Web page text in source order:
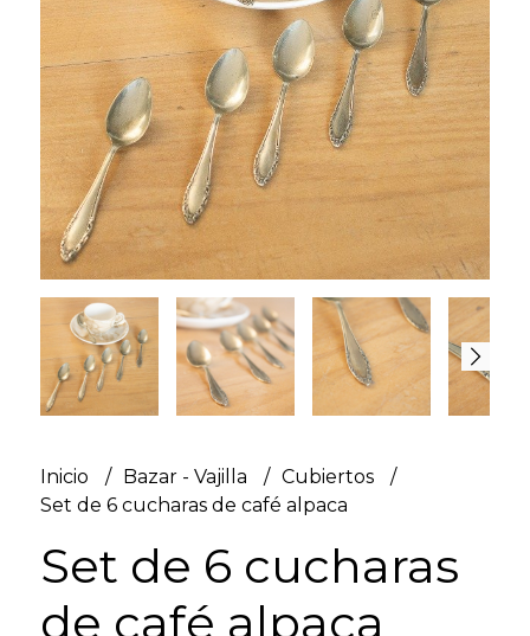
Inicio Bazar - Vajilla
Cubiertos
Set de 6 cucharas de café alpaca
Set de 6 cucharas
de café alpaca